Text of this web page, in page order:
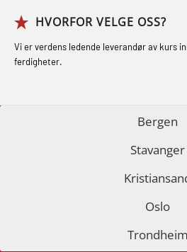
GWO: BST –
(RBSBLE018)
GWO: BST –
learning practical)
GWO: BST
(Blended with
STCW Oppdatering
Påbygging fra
Fallsikring (FAR108)
GOC sertifikat
(GMDSS) (MRC101)
GOC sertifikat
HVORFOR VELGE OSS?
Vi er verdens ledende leverandør av kurs
ferdigheter.
Bergen
Stavanger
Oslo
Trondheim